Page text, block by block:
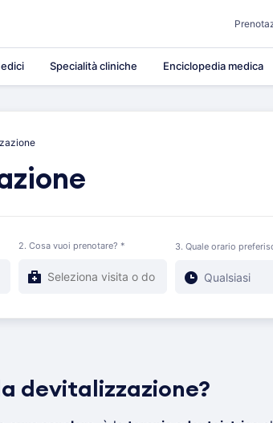
Specialità cliniche Enciclopedia medica
2. Cosa vuoi prenotare? * 3. Quale orario
devitalizzazione?